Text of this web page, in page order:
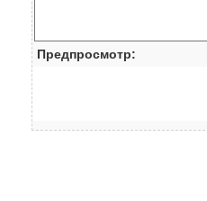
Предпросмотр: